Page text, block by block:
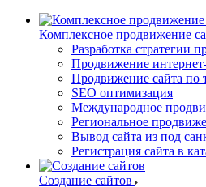
Комплексное продвижение
Разработка стратегии
Продвижение
Продвижение сайта по
SEO оптимизация
Международное
Региональное
Вывод сайта из под
Регистрация сайта в
Создание сайтов